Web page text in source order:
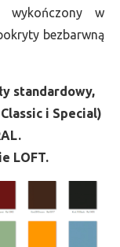
wykończony w
bezbarwną
standardowy,
i Special)
LOFT.